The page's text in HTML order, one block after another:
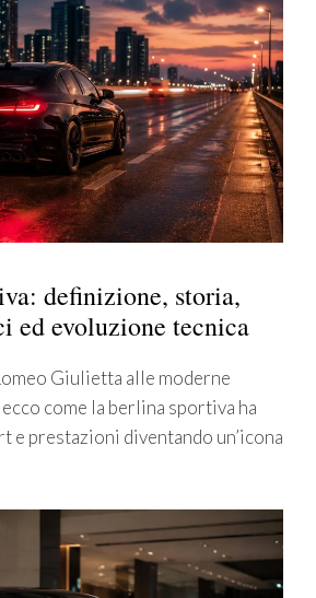
definizione, storia,
ed evoluzione tecnica
Giulietta alle moderne
come la berlina sportiva ha
e prestazioni diventando un’icona